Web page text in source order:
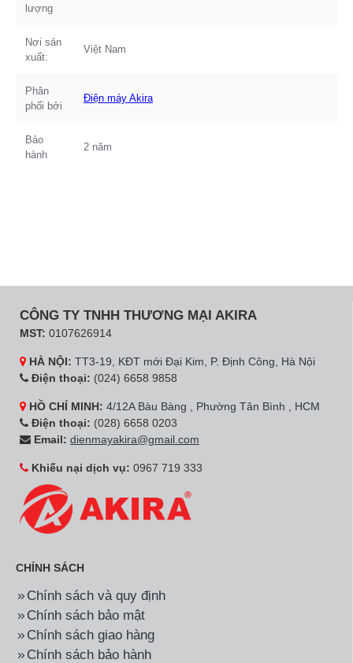
lượng
Nơi sản
xuất:
Việt Nam
Phân
phối bởi
Điện máy Akira
Bảo
hành
2 năm
CÔNG TY TNHH THƯƠNG MẠI AKIRA
MST: 0107626914
HÀ NỘI: TT3-19, KĐT mới Đại Kim, P. Định Công, Hà Nội
Điện thoại: (024) 6658 9858
HỒ CHÍ MINH: 4/12A Bàu Bàng , Phường Tân Bình , HCM
Điện thoại: (028) 6658 0203
Email: dienmayakira@gmail.com
Khiếu nại dịch vụ: 0967 719 333
CHÍNH SÁCH
Chính sách và quy định
Chính sách bảo mật
Chính sách giao hàng
Chính sách bảo hành